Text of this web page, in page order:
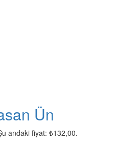
Ün
andaki fiyat: ₺132,00.